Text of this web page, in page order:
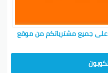
مصر 2026 يعمل على جميع مشترياتكم من موقع